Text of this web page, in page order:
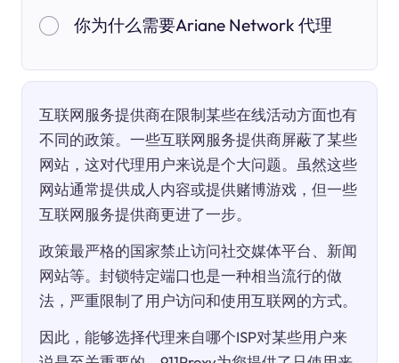
你为什么需要Ariane Network 代理
互联网服务提供商在限制某些在线活动方面也有
不同的政策。一些互联网服务提供商屏蔽了某些
网站，这对代理用户来说是个大问题。虽然这些
网站通常提供成人内容或提供赌博游戏，但一些
互联网服务提供商更进了一步。
政策最严格的国家禁止访问社交媒体平台、新闻
网站等。封锁特定端口也是一种相当流行的做
法，严重限制了用户访问和使用互联网的方式。
因此，能够选择代理来自哪个ISP对某些用户来